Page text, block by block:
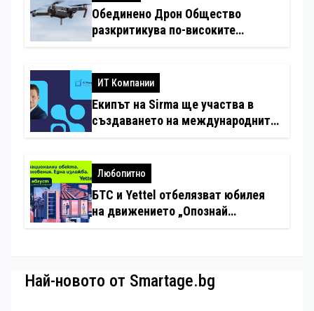
Обединено Дрон Общество
разкритикува по-високите
ИТ Компании
Екипът на Sirma ще участва в
създаването на международните
хотелиерството
Любопитно
БТС и Yettel отбелязват юбилея
на движението „Опознай
Най-новото от Smartage.bg